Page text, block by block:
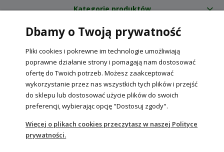
Kategorie produktów
O nas
Internetowy sklep ogrodniczy z nasionami RajOgrodnika.pl
NIP: 6090037061, REGON: 260240470 | Czarnca, ul. Tęczowa 31, 29-100
Włoszczowa
POKAŻ PEŁNĄ WERSJĘ STRONY
Sklep internetowy Shoper Premium
Dbamy o Twoją prywatność
Pliki cookies i pokrewne im technologie umożliwiają
poprawne działanie strony i pomagają nam dostosować
ofertę do Twoich potrzeb. Możesz zaakceptować
wykorzystanie przez nas wszystkich tych plików i przejść
do sklepu lub dostosować użycie plików do swoich
preferencji, wybierając opcję "Dostosuj zgody".
Więcej o plikach cookies przeczytasz w naszej Polityce
prywatności.